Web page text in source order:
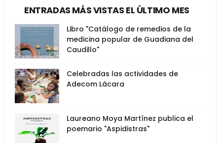
ENTRADAS MÁS VISTAS EL ÚLTIMO MES
Libro "Catálogo de remedios de la
medicina popular de Guadiana del
Caudillo"
Celebradas las actividades de
Adecom Lácara
Laureano Moya Martínez publica el
poemario "Aspidistras"